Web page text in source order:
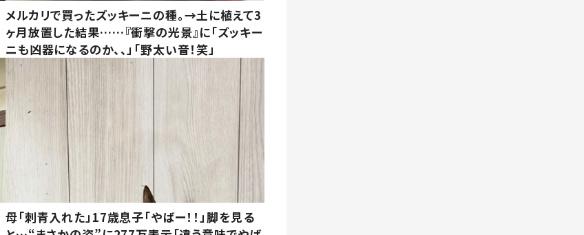
メルカリで買ったズッキーニの種。→土に植えて3
ヶ月放置した結果……『衝撃の光景』に「ズッキー
ニも凶器になるのか、、」「野太い音！笑」
母「刺青入れた」17歳息子「やばー！！」脚を見る